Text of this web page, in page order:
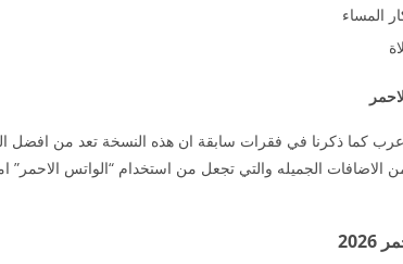
المساء
كما ذكرنا في فقرات سابقة ان ھذه النسخة تعد من افضل
الاضافات الجميله والتي تجعل من استخدام “الواتس